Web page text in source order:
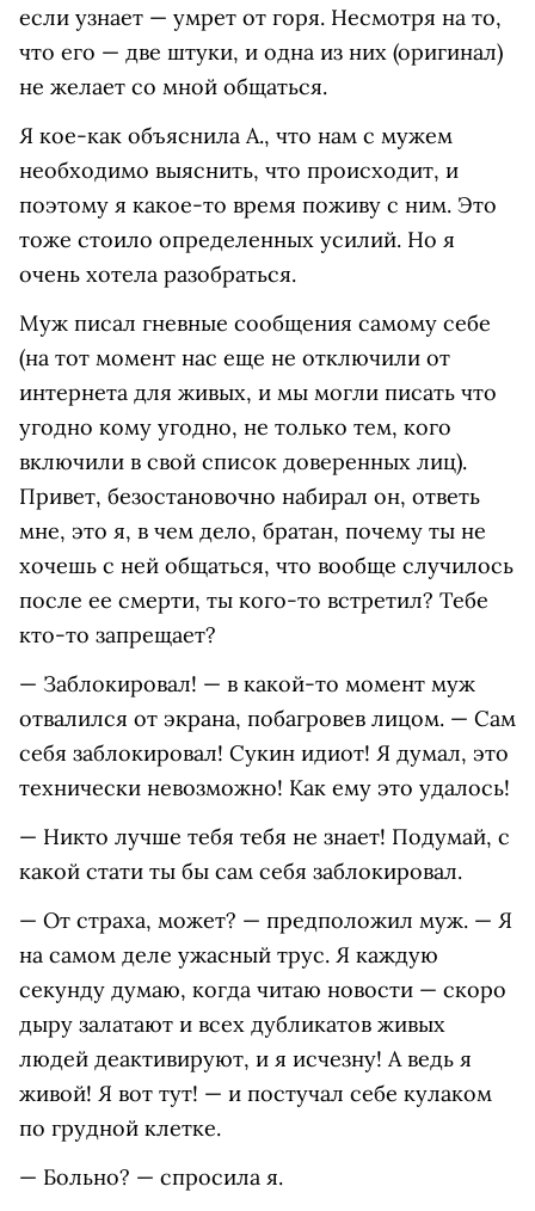
если узнает — умрет от горя. Несмотря на то,
что его — две штуки, и одна из них (оригинал)
не желает со мной общаться.
Я кое-как объяснила А., что нам с мужем
необходимо выяснить, что происходит, и
поэтому я какое-то время поживу с ним. Это
тоже стоило определенных усилий. Но я
очень хотела разобраться.
Муж писал гневные сообщения самому себе
(на тот момент нас еще не отключили от
интернета для живых, и мы могли писать что
угодно кому угодно, не только тем, кого
включили в свой список доверенных лиц).
Привет, безостановочно набирал он, ответь
мне, это я, в чем дело, братан, почему ты не
хочешь с ней общаться, что вообще случилось
после ее смерти, ты кого-то встретил? Тебе
кто-то запрещает?
— Заблокировал! — в какой-то момент муж
отвалился от экрана, побагровев лицом. — Сам
себя заблокировал! Сукин идиот! Я думал, это
технически невозможно! Как ему это удалось!
— Никто лучше тебя тебя не знает! Подумай, с
какой стати ты бы сам себя заблокировал.
— От страха, может? — предположил муж. — Я
на самом деле ужасный трус. Я каждую
секунду думаю, когда читаю новости — скоро
дыру залатают и всех дубликатов живых
людей деактивируют, и я исчезну! А ведь я
живой! Я вот тут! — и постучал себе кулаком
по грудной клетке.
— Больно? — спросила я.